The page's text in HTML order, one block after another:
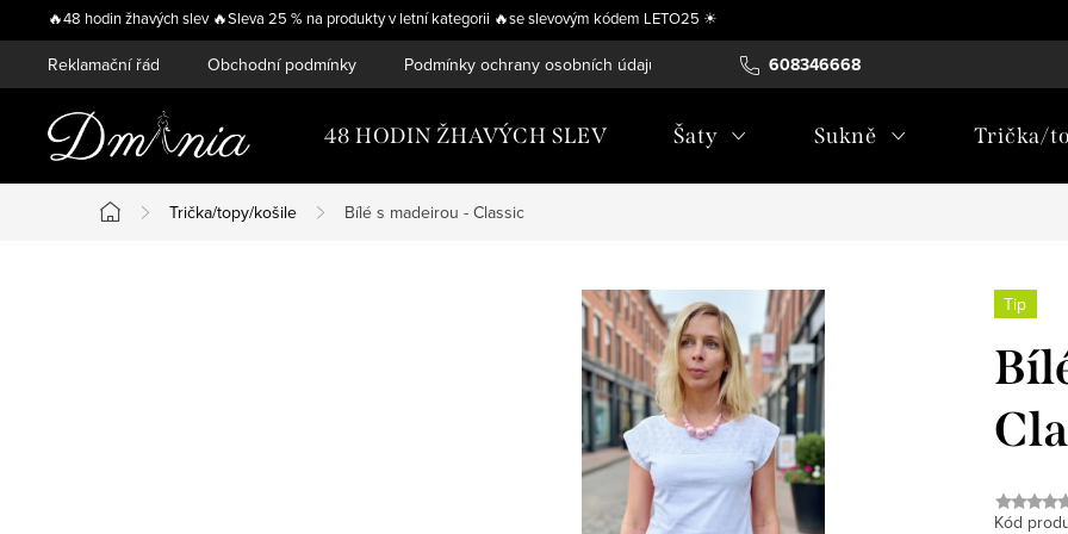
na
🔥48 hodin žhavých slev 🔥Sleva 25 % na produkty v letní kategorii 🔥se slevovým kódem LETO25 ☀
608346668
Reklamační řád Obchodní podmínky Podmínky ochrany osobních údajů Vrácení, výměna nebo úprava zboží na míru
48 HODIN ŽHAVÝCH SLEV Šaty Sukně Trička/
Domů
Trička/topy/košile Bílé s madeirou - Classic
Tip
Kód